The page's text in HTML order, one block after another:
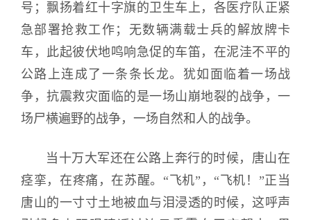
号；飘扬着红十字旗的卫生车上，各医疗队正紧
急部署抢救工作；无数辆满载士兵的解放牌卡
车，此起彼伏地鸣响急促的车笛，在泥洼不平的
公路上连成了一条条长龙。犹如面临着一场战
争，抗震救灾面临的是一场山崩地裂的战争，一
场尸横遍野的战争，一场自然和人的战争。
当十万大军还在公路上奔行的时候，唐山在
痉挛，在疼痛，在苏醒。“飞机”，“飞机！”正当
唐山的一寸寸土地被血与泪浸透的时候，这呼声